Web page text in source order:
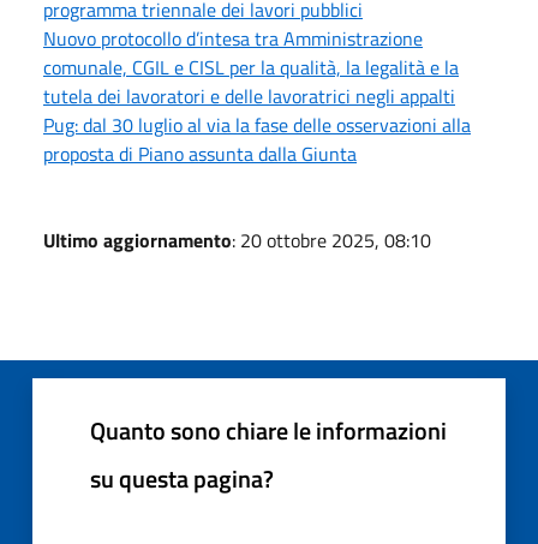
programma triennale dei lavori pubblici
Nuovo protocollo d’intesa tra Amministrazione
comunale, CGIL e CISL per la qualità, la legalità e la
tutela dei lavoratori e delle lavoratrici negli appalti
Pug: dal 30 luglio al via la fase delle osservazioni alla
proposta di Piano assunta dalla Giunta
Ultimo aggiornamento: 20 ottobre 2025, 08:10
Quanto sono chiare le informazioni
su questa pagina?